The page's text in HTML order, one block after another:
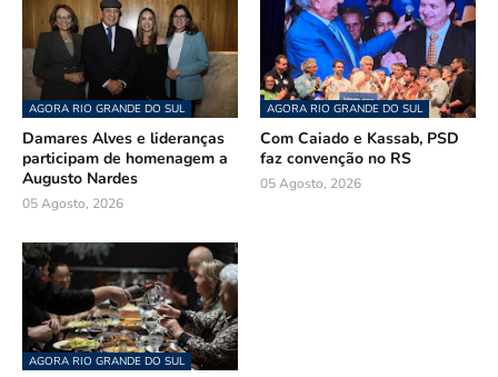
AGORA RIO GRANDE DO SUL
Damares Alves e lideranças
participam de homenagem a
Augusto Nardes
05 Agosto, 2026
AGORA RIO GRANDE DO SUL
Com Caiado e Kassab, PSD
faz convenção no RS
05 Agosto, 2026
AGORA RIO GRANDE DO SUL